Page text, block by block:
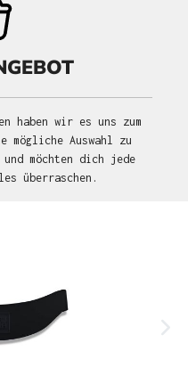
haben wir es uns zum
Auswahl zu
möchten dich jede
überraschen.